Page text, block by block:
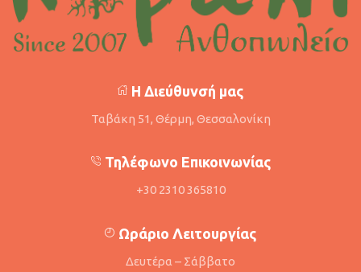
Η Διεύθυνσή μας
Ταβάκη 51, Θέρμη, Θεσσαλονίκη
Τηλέφωνο Επικοινωνίας
+30 2310 365810
Ωράριο Λειτουργίας
Δευτέρα – Σάββατο